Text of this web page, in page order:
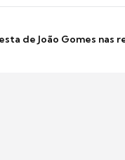
de João Gomes nas